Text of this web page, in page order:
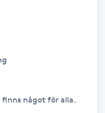
finns något för alla.